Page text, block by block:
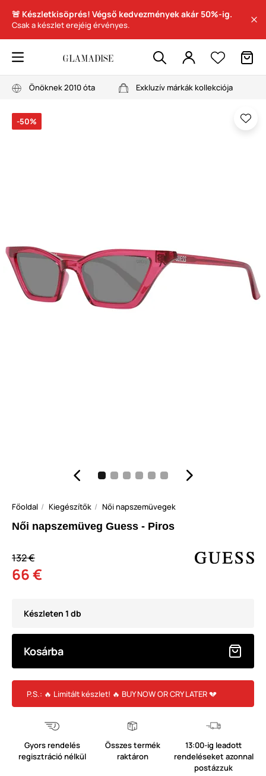
🚨 Készletkisöprés! Végső kedvezmények akár 50%-ig.
Csak a készlet erejéig érvényes.
Önöknek 2010 óta Exkluzív márkák kollekciója
-50%
Főoldal Kiegészítők Női napszemüvegek
Női napszemüveg Guess - Piros
132 €
66 €
Készleten 1 db
Kosárba
P.S.: 🔥 Limitált készlet! 🔥 BUY NOW OR CRY LATER 💔
Gyors rendelés
regisztráció nélkül
Összes termék
raktáron
13:00-ig leadott
rendeléseket azonnal
postázzuk